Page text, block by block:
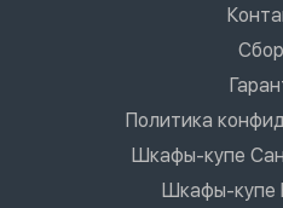
Политика
Шкафы-купе
Шкафы-купе